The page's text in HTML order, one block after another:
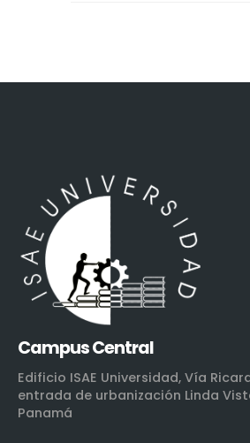
Campus Central
Edificio ISAE Universidad, Vía
entrada de urbanización Linda
Panamá